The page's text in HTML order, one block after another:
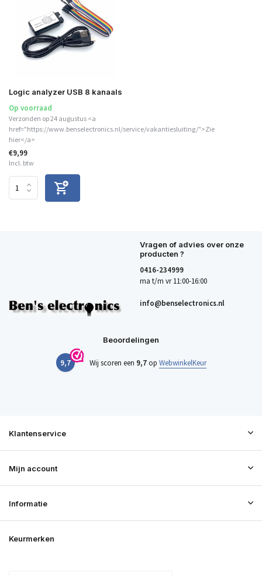
Logic analyzer USB 8 kanaals
Op voorraad
Verzonden op 24 augustus <a
href="https://www.benselectronics.nl/service/vakantiesluiting/">Zie
hier</a>
€9,99
Incl. btw
Vragen of advies over onze
producten ?
0416-234999
ma t/m vr 11:00-16:00
info@benselectronics.nl
Beoordelingen
9,7 Wij scoren een 9,7op WebwinkelKeur
Klantenservice
Mijn account
Informatie
Keurmerken